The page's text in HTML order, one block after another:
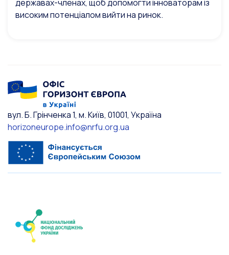
державах-членах, щоб допомогти інноваторам із
високим потенціалом вийти на ринок.
вул. Б. Грінченка 1, м. Київ, 01001, Україна
horizoneurope.info@nrfu.org.ua